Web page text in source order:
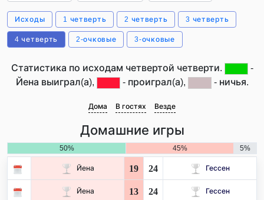
Исходы 1 четверть 2 четверть 3 четверть
4 четверть 2-очковые 3-очковые
Статистика по исходам четвертой четверти.
-
Йена выиграл(а),
- проиграл(а), - ничья.
Дома В гостях Везде
Домашние игры
50% 45% 5%
Йена 19 24 Гессен
Йена 13 24 Гессен